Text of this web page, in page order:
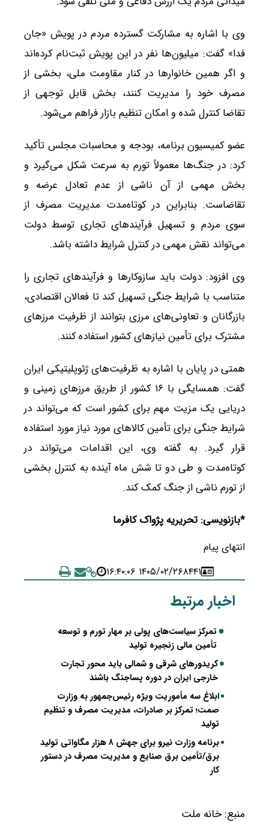
وی با اشاره به مشارکت گسترده مردم در پویش «جان
فدا» گفت: میلیون‌ها نفر در این پویش ثبت‌نام کرده‌اند
و اگر همین خانوارها در کنار مقاومت ملی، بخشی از
مصرف خود را مدیریت کنند، بخش قابل توجهی از
تقاضا کنترل شده و امکان تنظیم بازار فراهم می‌شود.
عضو کمیسیون برنامه، بودجه و محاسبات مجلس تأکید
کرد: در جنگ‌ها معمولاً تورم به سرعت شکل می‌گیرد و
بخش مهمی از آن ناشی از عدم تعادل عرضه و
تقاضاست. بنابراین در کوتاه‌مدت مدیریت مصرف از
سوی مردم و تسهیل فرآیندهای تجاری توسط دولت
می‌تواند نقش مهمی در کنترل شرایط داشته باشد.
وی افزود: دولت باید سازوکارها و فرآیندهای تجاری را
متناسب با شرایط جنگی تسهیل کند تا فعالان اقتصادی،
بازرگانان و تعاونی‌های مرزی بتوانند از ظرفیت مرزهای
مشترک برای تأمین نیازهای کشور استفاده کنند.
همتی در پایان با اشاره به ظرفیت‌های ژئوپلیتیکی ایران
گفت: همسایگی با ۱۶ کشور از طریق مرزهای زمینی و
دریایی یک مزیت مهم برای کشور است که می‌تواند در
شرایط جنگی برای تأمین کالاهای مورد نیاز مورد استفاده
قرار گیرد. به گفته وی، این اقدامات می‌تواند در
کوتاه‌مدت و طی دو تا شش ماه آینده به کنترل بخشی
از تورم ناشی از جنگ کمک کند.
*بازنویسی: تحریریه پژواک کافرما
انتهای پیام
۸۴۴۱۱۴۰۵/۰۲/۲۶ ۱۶:۴۰:۰۶
اخبار مرتبط
تمرکز سیاست‌های پولی بر مهار تورم و توسعه
تأمین مالی زنجیره تولید
کریدورهای شرقی و شمالی باید محور تجارت
خارجی ایران در دوره پساجنگ باشند
ابلاغ سه مأموریت ویژه رئیس‌جمهور به وزارت
صمت؛ تمرکز بر صادرات، مدیریت مصرف و تنظیم
تولید
برنامه وزارت نیرو برای جهش ۸ هزار مگاواتی تولید
برق/تأمین برق صنایع و مدیریت مصرف در دستور
کار
منبع: خانه ملت